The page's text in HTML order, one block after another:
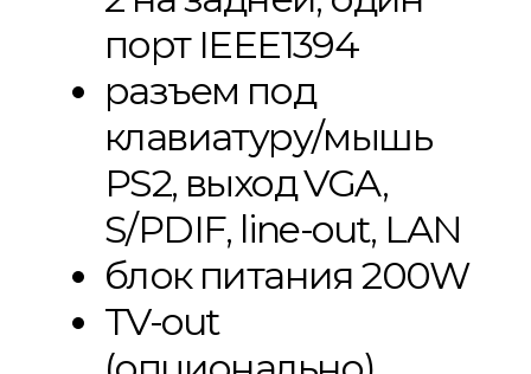
порт IEEE1394
разъем под
клавиатуру/мышь
PS2, выход VGA,
S/PDIF, line-out, LAN
блок питания 200W
TV-out